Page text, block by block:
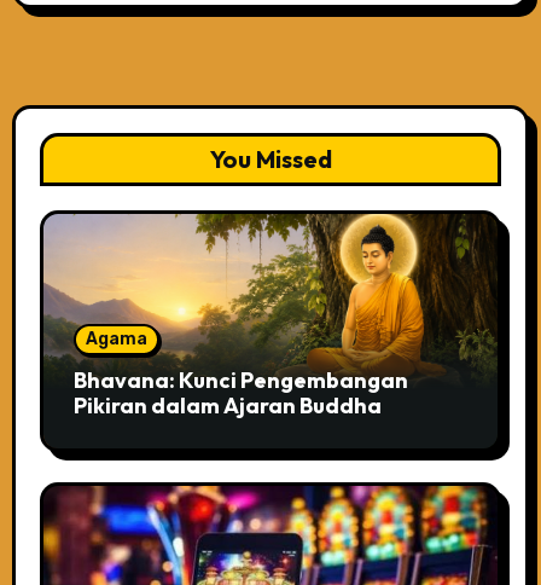
You Missed
Agama
Bhavana: Kunci Pengembangan
Pikiran dalam Ajaran Buddha